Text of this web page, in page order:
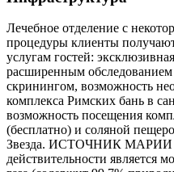
Лечебное отделение с
процедуры клиенты
услугам гостей:
расширенным обследованием
скринингом, возможность
комплекса Римских бань в
возможность посещения
(бесплатно) и соляной
Звезда. ИСТОЧНИК МАРИИ
действительности является